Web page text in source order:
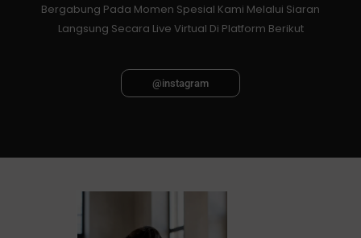
Bergabung Pada Momen Spesial Kami Melalui Siaran
Langsung Secara Live Virtual Di Platform Berikut
@instagram